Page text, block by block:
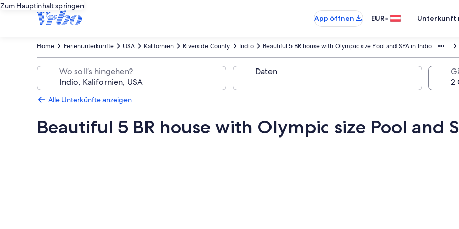
Zum Hauptinhalt springen
App öffnen
EUR• Unterkunft
Beautiful 5 BR house with Olympic size Pool and SPA in Indio
Indio
Riverside County
Kalifornien
USA
Ferienunterkünfte
Home
Wo soll’s hingehen? Daten
Alle Unterkünfte anzeigen
Beautiful 5 BR house with Olympic size Pool and